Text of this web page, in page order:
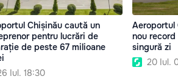
Chișinău caută un
pentru lucrări de
de peste 67 milioane
Iul. 18:30
Aeroportul
nou
singură zi
20 Iul.